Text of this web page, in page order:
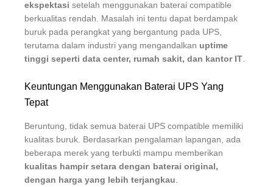
ekspektasi setelah menggunakan baterai compatible
berkualitas rendah. Masalah ini tentu dapat berdampak
buruk pada perangkat yang bergantung pada UPS,
terutama dalam industri yang mengandalkan uptime
tinggi seperti data center, rumah sakit, dan kantor IT
Keuntungan Menggunakan Baterai UPS Yang
Tepat
Beruntung, tidak semua baterai UPS compatible memiliki
kualitas buruk. Berdasarkan pengalaman lapangan, ada
beberapa merek yang terbukti mampu memberikan
kualitas hampir setara dengan baterai original,
dengan harga yang lebih terjangkau